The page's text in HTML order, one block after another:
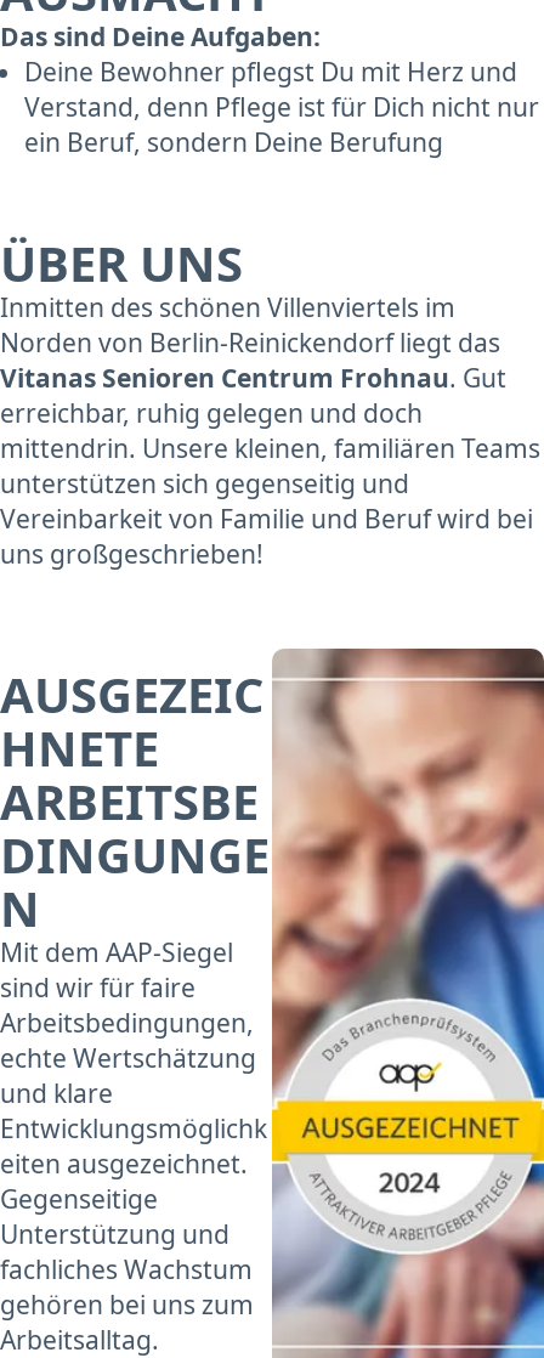
Das sind Deine Aufgaben:
Deine Bewohner pflegst Du mit Herz und
Verstand, denn Pflege ist für Dich nicht nur
ein Beruf, sondern Deine Berufung
ÜBER UNS
Inmitten des schönen Villenviertels im
Norden von Berlin-Reinickendorf liegt das
Vitanas Senioren Centrum Frohnau. Gut
erreichbar, ruhig gelegen und doch
mittendrin. Unsere kleinen, familiären Teams
unterstützen sich gegenseitig und
Vereinbarkeit von Familie und Beruf wird bei
uns großgeschrieben!
AUSGEZEIC
HNETE
ARBEITSBE
DINGUNGE
N
Mit dem AAP-Siegel
sind wir für faire
Arbeitsbedingungen,
echte Wertschätzung
und klare
Entwicklungsmöglichk
eiten ausgezeichnet.
Gegenseitige
Unterstützung und
fachliches Wachstum
gehören bei uns zum
Arbeitsalltag.